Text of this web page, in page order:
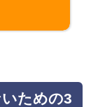
ための3